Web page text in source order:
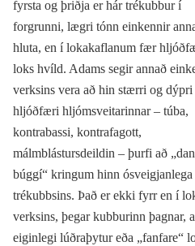
fyrsta og þriðja er hár trékubbur í
forgrunni, lægri tónn einkennir
hluta, en í lokakaflanum fær
loks hvíld. Adams segir annað
verksins vera að hin stærri og dýpri
hljóðfæri hljómsveitarinnar – túba,
kontrabassi, kontrafagott,
málmblástursdeildin – þurfi að
búggí“ kringum hinn
trékubbsins. Það er ekki fyrr en í
verksins, þegar kubburinn þagnar,
eiginlegi lúðraþytur eða „fanfare“